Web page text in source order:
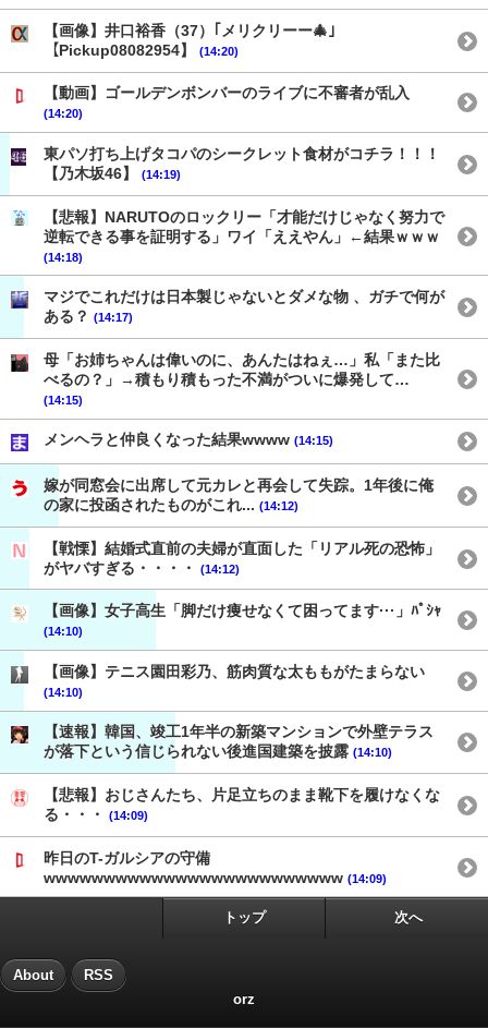
【画像】井口裕香（37）｢メリクリーー🎄｣
【Pickup08082954】
(14:20)
【動画】ゴールデンボンバーのライブに不審者が乱入
(14:20)
東パソ打ち上げタコパのシークレット食材がコチラ！！！
【乃木坂46】
(14:19)
【悲報】NARUTOのロックリー「才能だけじゃなく努力で
逆転できる事を証明する」ワイ「ええやん」←結果ｗｗｗ
(14:18)
マジでこれだけは日本製じゃないとダメな物 、ガチで何が
ある？ (14:17)
母「お姉ちゃんは偉いのに、あんたはねぇ…」私「また比
べるの？」→積もり積もった不満がついに爆発して…
(14:15)
メンヘラと仲良くなった結果wwww (14:15)
嫁が同窓会に出席して元カレと再会して失踪。1年後に俺
の家に投函されたものがこれ... (14:12)
【戦慄】結婚式直前の夫婦が直面した「リアル死の恐怖」
がヤバすぎる・・・・
(14:12)
【画像】女子高生「脚だけ痩せなくて困ってます···」ﾊﾟｼｬ
(14:10)
【画像】テニス園田彩乃、筋肉質な太ももがたまらない
(14:10)
【速報】韓国、竣工1年半の新築マンションで外壁テラス
が落下という信じられない後進国建築を披露 (14:10)
【悲報】おじさんたち、片足立ちのまま靴下を履けなくな
る・・・
(14:09)
昨日のT-ガルシアの守備
wwwwwwwwwwwwwwwwwwwwwwwww (14:09)
トップ 次へ
About RSS
orz